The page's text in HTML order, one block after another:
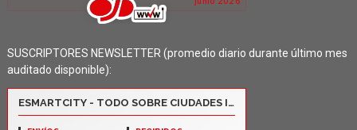
SUSCRIPTORES NEWSLETTER (promedio diario durante último mes
auditado disponible):